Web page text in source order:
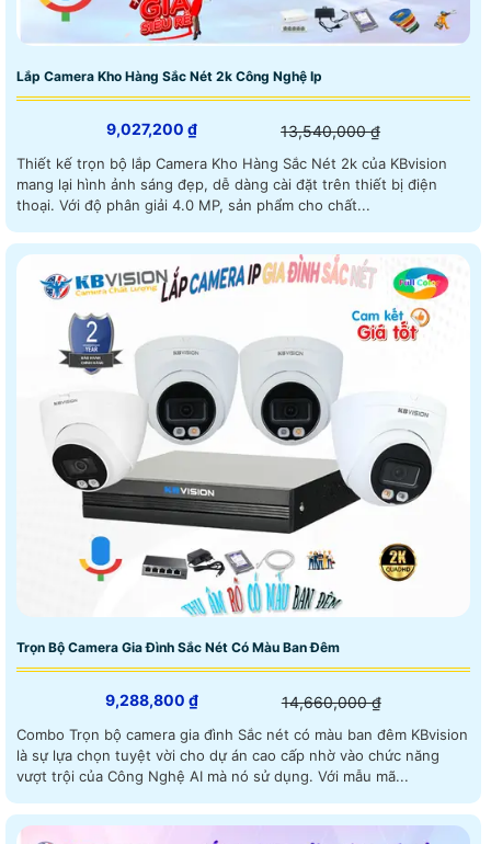
Lắp Camera Kho Hàng Sắc Nét 2k Công Nghệ Ip
9,027,200 ₫ 13,540,000 ₫
Thiết kế trọn bộ lắp Camera Kho Hàng Sắc Nét 2k của KBvision
mang lại hình ảnh sáng đẹp, dễ dàng cài đặt trên thiết bị điện
thoại. Với độ phân giải 4.0 MP, sản phẩm cho chất...
Trọn Bộ Camera Gia Đình Sắc Nét Có Màu Ban Đêm
9,288,800 ₫ 14,660,000 ₫
Combo Trọn bộ camera gia đình Sắc nét có màu ban đêm KBvision
là sự lựa chọn tuyệt vời cho dự án cao cấp nhờ vào chức năng
vượt trội của Công Nghệ AI mà nó sử dụng. Với mẫu mã...